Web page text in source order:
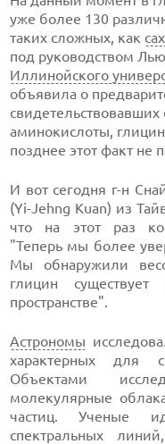
уже более 130
таких сложных, как
под руководством
Иллинойского
объявила о
аминокислоты,
позднее этот факт не
И вот сегодня г-н
(Yi-Jehng Kuan) из
что на этот раз
"Теперь мы более
Мы обнаружили
глицин
пространстве".
Астрономы
характерных для
Объектами
молекулярные
частиц. Ученые
спектральных